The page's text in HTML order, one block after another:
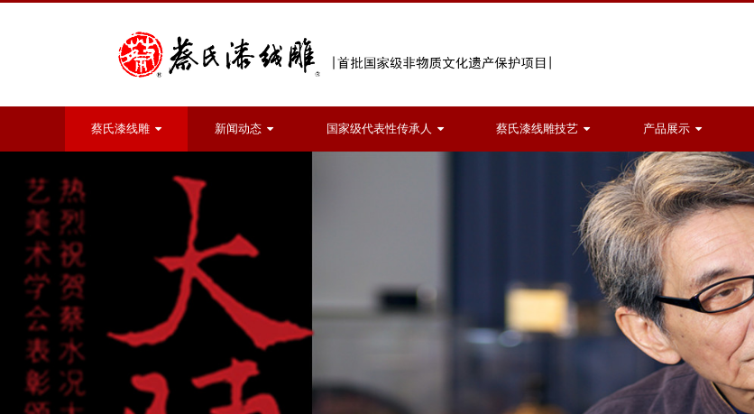
蔡氏漆线雕 新闻动态 国家级代表性传承人 蔡氏漆线雕技艺 产品展示